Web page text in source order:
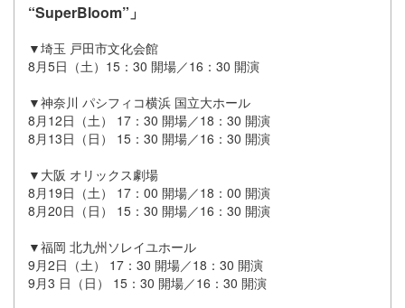
“SuperBloom”」
▼埼玉 戸田市文化会館
8月5日（土）15：30 開場／16：30 開演
▼神奈川 パシフィコ横浜 国立大ホール
8月12日（土） 17：30 開場／18：30 開演
8月13日（日） 15：30 開場／16：30 開演
▼大阪 オリックス劇場
8月19日（土） 17：00 開場／18：00 開演
8月20日（日） 15：30 開場／16：30 開演
▼福岡 北九州ソレイユホール
9月2日（土） 17：30 開場／18：30 開演
9月3 日（日） 15：30 開場／16：30 開演